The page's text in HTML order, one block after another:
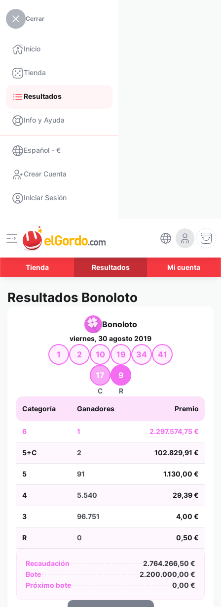
Cerrar
Inicio
Tienda
Resultados
Info y Ayuda
Español - €
Crear Cuenta
Iniciar Sesión
Tienda Resultados Mi cuenta
Resultados Bonoloto
Bonoloto
viernes, 30 agosto 2019
1 2 10 19 34 41
17
C
9
R
Categoría Ganadores Premio
6 1 2.297.574,75 €
5+C 2 102.829,91 €
5 91 1.130,00 €
4 5.540 29,39 €
3 96.751 4,00 €
R 0 0,50 €
Recaudación
2.764.266,50 €
Bote
2.200.000,00 €
Próximo bote
0,00 €